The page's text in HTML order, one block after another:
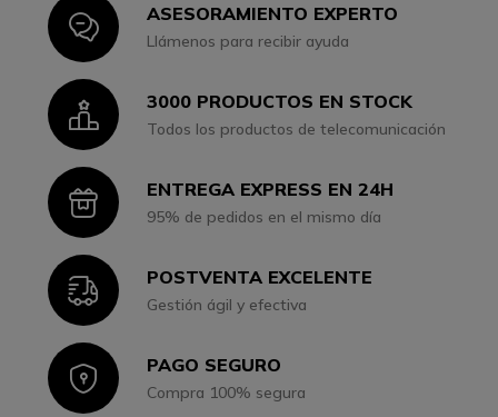
IconASESORAMIENTO EXPERTO
Llámenos para recibir ayuda
Icon3000 PRODUCTOS EN STOCK
Todos los productos de telecomunicación
IconENTREGA EXPRESS EN 24H
95% de pedidos en el mismo día
IconPOSTVENTA EXCELENTE
Gestión ágil y efectiva
IconPAGO SEGURO
Compra 100% segura